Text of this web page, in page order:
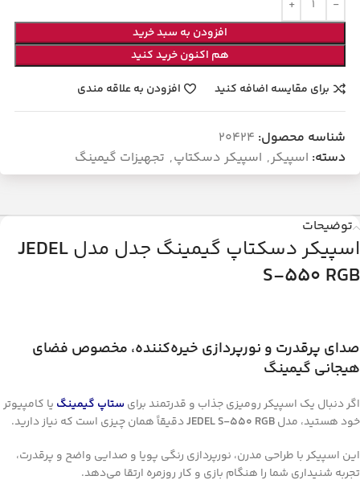
افزودن به سبد خرید
هم اکنون خرید کنید
برای مقایسه اضافه کنید
افزودن به علاقه مندی
شناسه محصول: 20424
دسته: اسپیکر, اسپیکر دسکتاپ, تجهیزات گیمینگ
توضیحات
اسپیکر دسکتاپ گیمینگ جدل مدل JEDEL
S-550 RGB
صدای پرقدرت و نورپردازی خیره‌کننده، مخصوص فضای
هیجانی گیمینگ
اگر دنبال یک اسپیکر رومیزی جذاب و قدرتمند برای ستاپ گیمینگ یا کامپیوتر
خود هستید، مدلJEDEL S-550 RGBدقیقاً همان چیزی است که نیاز دارید.
این اسپیکر با طراحی مدرن، نورپردازی رنگی پویا و صدایی واضح و پرقدرت،
تجربه شنیداری شما را هنگام بازی و کار روزمره ارتقا می‌دهد.